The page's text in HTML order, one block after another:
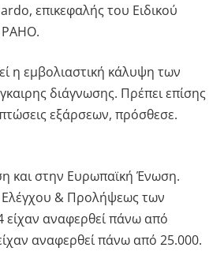
επικεφαλής του Ειδικού
η εμβολιαστική κάλυψη των
διάγνωσης. Πρέπει επίσης
εξάρσεων, πρόσθεσε.
και στην Ευρωπαϊκή Ένωση.
Ελέγχου & Προλήψεως των
είχαν αναφερθεί πάνω από
αναφερθεί πάνω από 25.000.